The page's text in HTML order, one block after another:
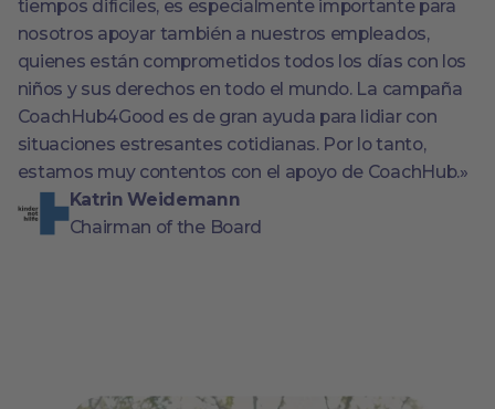
tiempos difíciles, es especialmente importante para
nosotros apoyar también a nuestros empleados,
quienes están comprometidos todos los días con los
niños y sus derechos en todo el mundo. La campaña
CoachHub4Good es de gran ayuda para lidiar con
situaciones estresantes cotidianas. Por lo tanto,
estamos muy contentos con el apoyo de CoachHub.»
Katrin Weidemann
Chairman of the Board